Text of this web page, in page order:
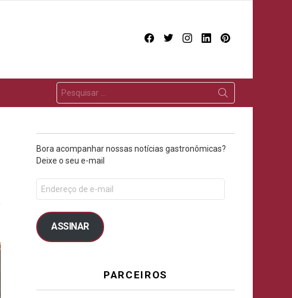
facebooktwitterinstagram
linkedin
Bora acompanhar nossas notícias gastronômicas?
Deixe o seu e-mail
ASSINAR
PARCEIROS